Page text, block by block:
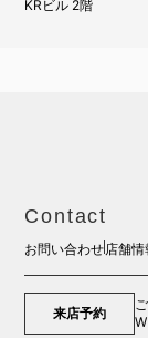
KRビル 2階
Contact
お問い合わせ店舗情
来店予約